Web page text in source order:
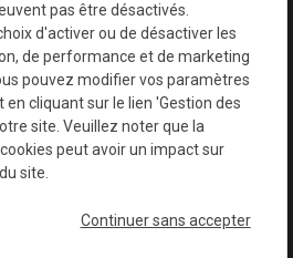
38 70 15 20
48129075700055
Plan du site
pas être désactivés.
d'activer ou de désactiver les
de performance et de marketing
pouvez modifier vos paramètres
cliquant sur le lien 'Gestion des
site. Veuillez noter que la
peut avoir un impact sur
site.
Continuer sans accepter